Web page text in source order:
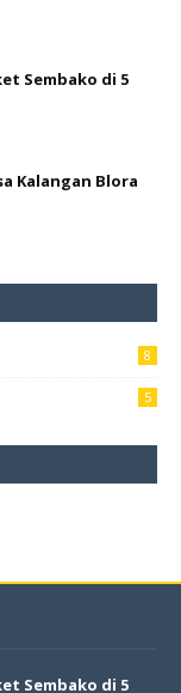
Sembako di 5
Kalangan Blora
8
5
Sembako di 5